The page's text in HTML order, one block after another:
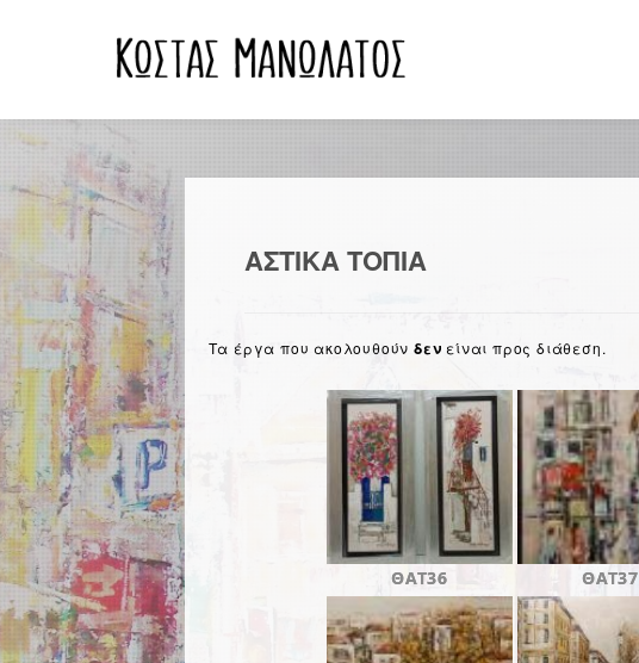
ΑΣΤΙΚΑ ΤΟΠΙΑ
Τα έργα που ακολουθούν δεν είναι προς διάθεση.
ΘΑΤ36 ΘΑΤ37